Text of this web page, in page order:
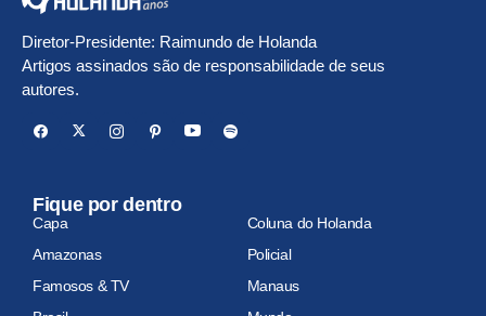
Diretor-Presidente: Raimundo de Holanda
Artigos assinados são de responsabilidade de seus
autores.
Fique por dentro
Capa
Coluna do Holanda
Amazonas
Policial
Famosos & TV
Manaus